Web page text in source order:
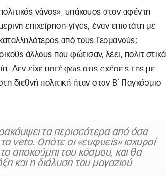
νάνος», υπάκουος στον αφέντη
επιχείρηση-γίγας, έναν επιστάτη με
από τους Γερμανούς;
άλλους που φώτισαν, λέει, πολιτιστικά
Δεν είχε ποτέ φως στις σχέσεις της με
διεθνή πολιτική ήταν στον Β΄ Παγκόσμιο
τα περισσότερα από όσα
veto. Οπότε οι «ευφυείς» ισχυροί
αποκούμπι του κόσμου, και θα
και η διάλυση του μαγαζιού